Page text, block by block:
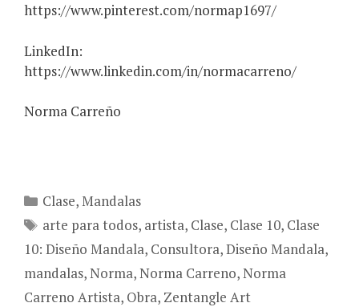
https://www.pinterest.com/normap1697/
LinkedIn:
https://www.linkedin.com/in/normacarreno/
Norma Carreño
Categories
Clase, Mandalas
Tags
arte para todos, artista, Clase, Clase 10, Clase
10: Diseño Mandala, Consultora,Diseño Mandala,
mandalas,Norma,Norma Carreno,Norma
Carreno Artista, Obra, Zentangle Art